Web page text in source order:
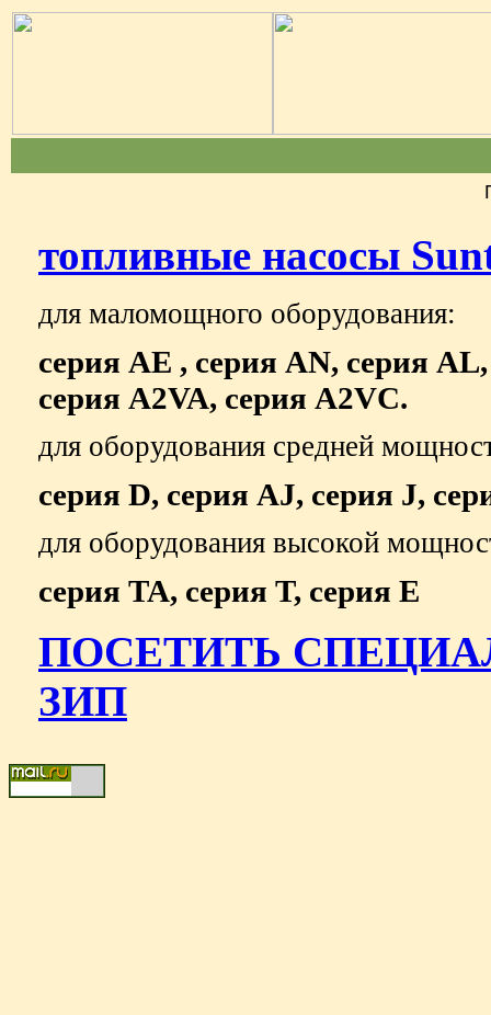
топливные насосы
для маломощного оборудования:
серия AE , серия AN, серия
серия A2VA, серия A2VC.
для оборудования средней
серия D, серия AJ, серия J,
для оборудования высокой
серия TA, серия T, серия E
ПОСЕТИТЬ
ЗИП